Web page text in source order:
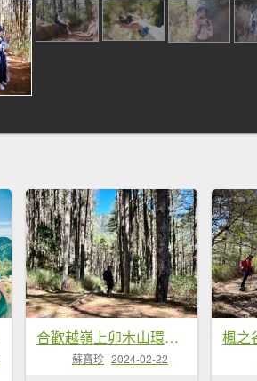
合歡越嶺上卯木山環走觀雲山莊
蘇寶珍 2024-02-22